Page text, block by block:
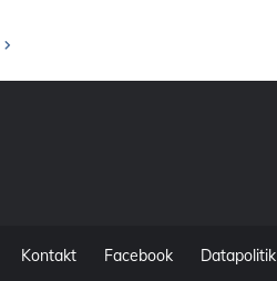
Kontakt Facebook Datapolitik